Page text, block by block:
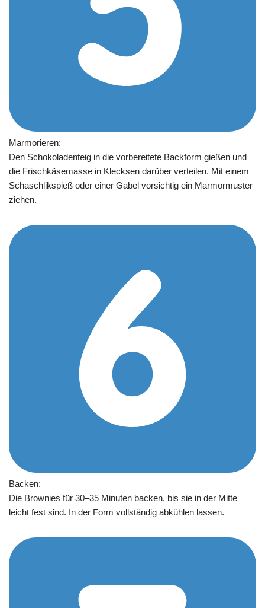
Marmorieren:
Den Schokoladenteig in die vorbereitete Backform gießen und
die Frischkäsemasse in Klecksen darüber verteilen. Mit einem
Schaschlikspieß oder einer Gabel vorsichtig ein Marmormuster
ziehen.
Backen:
Die Brownies für 30–35 Minuten backen, bis sie in der Mitte
leicht fest sind. In der Form vollständig abkühlen lassen.